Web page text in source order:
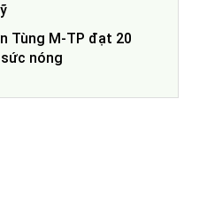
Tùng M-TP đạt 20
nóng